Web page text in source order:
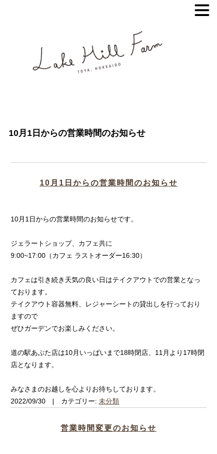
10月1日からの営業時間のお知らせ
10月1日からの営業時間のお知らせ
10月1日からの営業時間のお知らせです。
ジェラートショップ、カフェ共に
9:00~17:00（カフェ ラストオーダー16:30）
カフェは引き続き天気の良い日はテイクアウトでの営業となっ
ております。
テイクアウト容器無料、レジャーシートの貸出しを行っており
ますので
ぜひガーデンでお楽しみください。
道の駅あぷた店は10月いっぱいまで18時閉店、11月より17時閉
店となります。
みなさまのお越しを心よりお待ちしております。
2022/09/30 | カテゴリー:未分類
営業時間変更のお知らせ